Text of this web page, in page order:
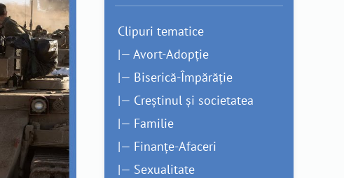
Clipuri tematice
|— Avort-Adopție
|— Biserică-Împărăție
|— Creștinul și societatea
|— Familie
|— Finanțe-Afaceri
|— Sexualitate